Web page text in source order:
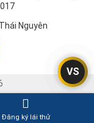
VS
Nguyên
Đăng ký lái thử